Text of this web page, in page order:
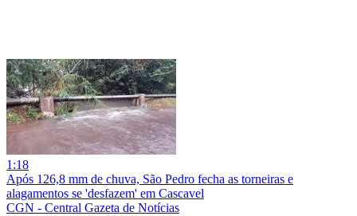
1:18
Após 126,8 mm de chuva, São Pedro fecha as torneiras e
alagamentos se 'desfazem' em Cascavel
CGN - Central Gazeta de Notícias